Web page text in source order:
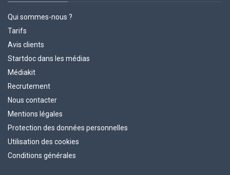
Qui sommes-nous ?
Tarifs
Avis clients
Startdoc dans les médias
Médiakit
Recrutement
Nous contacter
Mentions légales
Protection des données personnelles
Utilisation des cookies
Conditions générales